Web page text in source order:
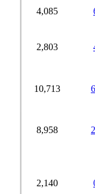
4,085
2,803
10,713
8,958
2,140